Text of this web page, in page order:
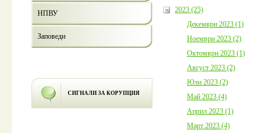
НПВУ
Заповеди
СИГНАЛИ ЗА КОРУПЦИЯ
2023 (25)
Декември 2023 (1)
Ноември 2023 (2)
Октомври 2023 (1)
Август 2023 (2)
Юли 2023 (2)
Май 2023 (4)
Април 2023 (1)
Март 2023 (4)